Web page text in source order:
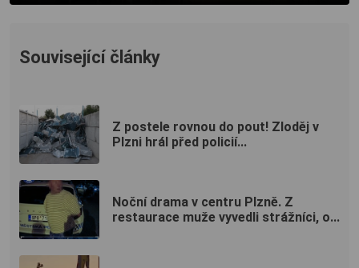
Související články
Z postele rovnou do pout! Zloděj v
Plzni hrál před policií...
Noční drama v centru Plzně. Z
restaurace muže vyvedli strážníci, o...